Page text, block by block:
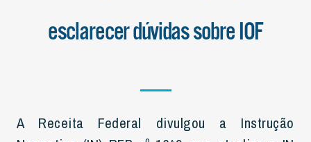
esclarecer dúvidas sobre IOF
A Receita Federal divulgou a Instrução